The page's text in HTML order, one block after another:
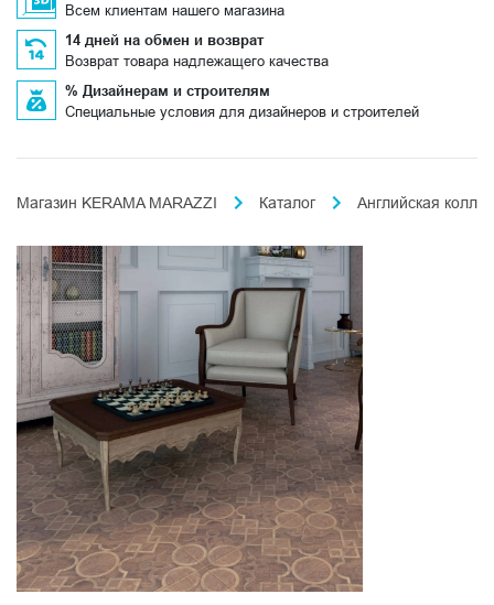
Всем клиентам нашего магазина
14 дней на обмен и возврат
Возврат товара надлежащего качества
% Дизайнерам и строителям
Специальные условия для дизайнеров и строителей
Магазин KERAMA MARAZZI Каталог Английская